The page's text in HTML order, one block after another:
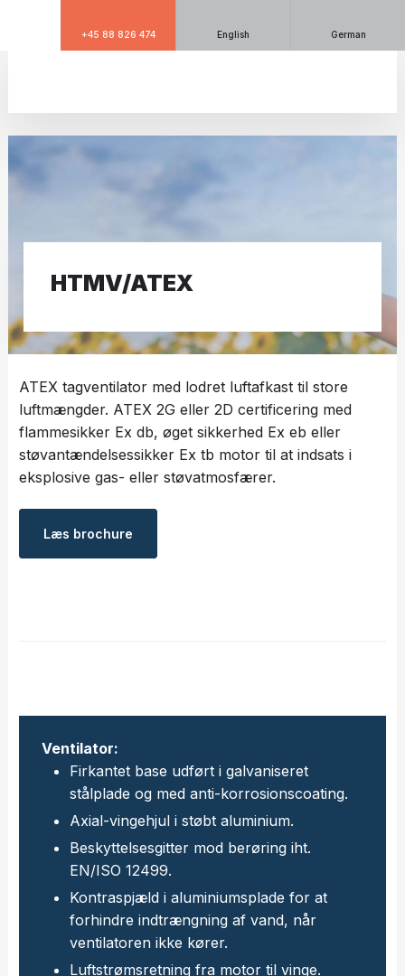
+45 88 826 474 English German
​HTMV/ATEX
ATEX tagventilator med lodret luftafkast til store
luftmængder. ATEX 2G eller 2D certificering med
flammesikker Ex db, øget sikkerhed Ex eb eller
støvantændelsessikker Ex tb motor til at indsats i
eksplosive gas- eller støvatmosfærer.
Læs ​brochure
Ventilator:
Firkantet base udført i galvaniseret
stålplade og med anti-korrosionscoating.
Axial-vingehjul i støbt aluminium.
Beskyttelsesgitter mod berøring iht.
EN/ISO 12499.
Kontraspjæld i aluminiumsplade for at
forhindre indtrængning af vand, når
ventilatoren ikke kører.
Luftstrømsretning fra motor til vinge.